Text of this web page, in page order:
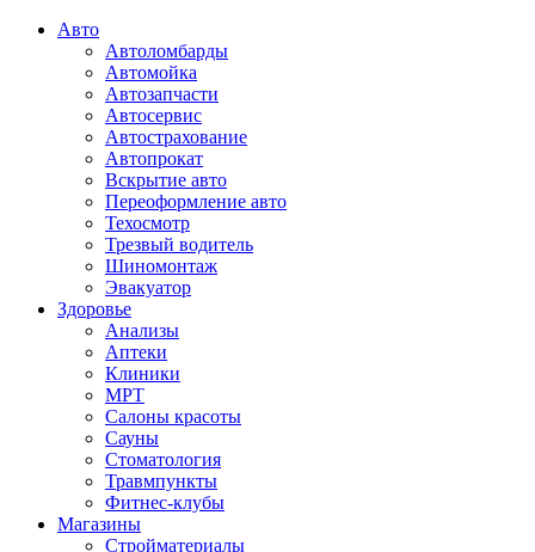
Авто
Автоломбарды
Автомойка
Автозапчасти
Автосервис
Автострахование
Автопрокат
Вскрытие авто
Переоформление авто
Техосмотр
Трезвый водитель
Шиномонтаж
Эвакуатор
Здоровье
Анализы
Аптеки
Клиники
МРТ
Салоны красоты
Сауны
Стоматология
Травмпункты
Фитнес-клубы
Магазины
Стройматериалы